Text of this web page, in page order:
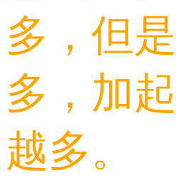
多，但
多，加
越多。